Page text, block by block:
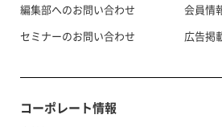
編集部へのお問い合わせ
セミナーのお問い合わせ
会員情
広告掲
コーポレート情報